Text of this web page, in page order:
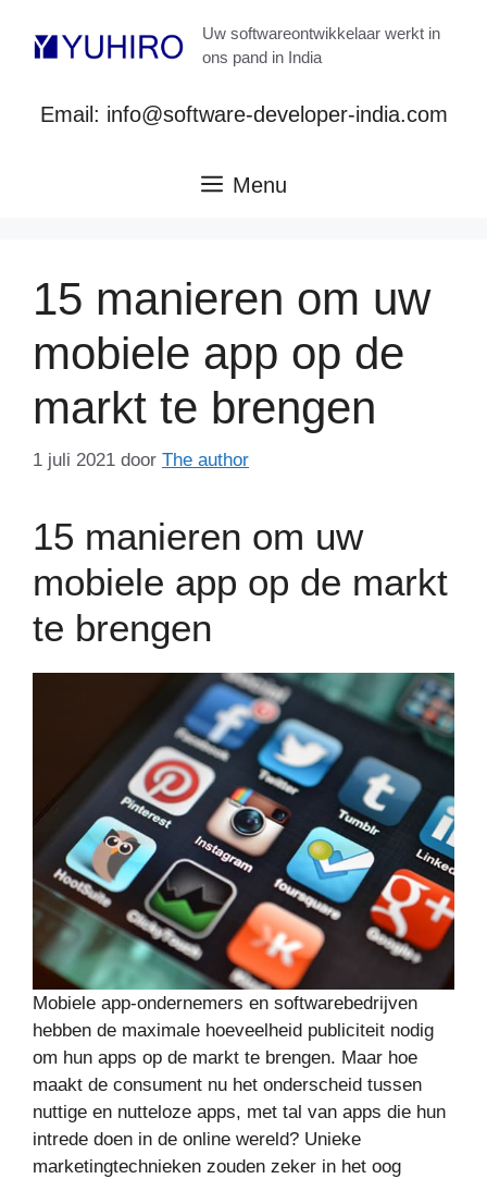
naar
Uw softwareontwikkelaar werkt in
ons pand in India
Email: info@software-developer-india.com
Menu
15 manieren om uw
mobiele app op de
markt te brengen
1 juli 2021 door The author
15 manieren om uw
mobiele app op de markt
te brengen
Mobiele app-ondernemers en softwarebedrijven
hebben de maximale hoeveelheid publiciteit nodig
om hun apps op de markt te brengen. Maar hoe
maakt de consument nu het onderscheid tussen
nuttige en nutteloze apps, met tal van apps die hun
intrede doen in de online wereld? Unieke
marketingtechnieken zouden zeker in het oog